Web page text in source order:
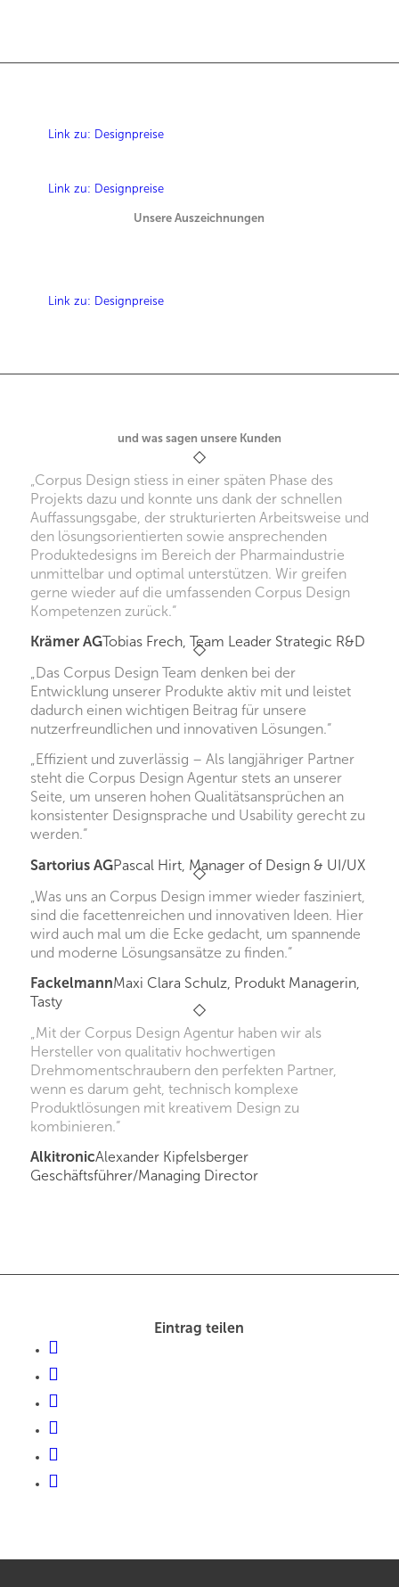
Link zu: Designpreise
Link zu: Designpreise
Unsere Auszeichnungen
Link zu: Designpreise
und was sagen unsere Kunden
„Corpus Design stiess in einer späten Phase des
Projekts dazu und konnte uns dank der schnellen
Auffassungsgabe, der strukturierten Arbeitsweise und
den lösungsorientierten sowie ansprechenden
Produktedesigns im Bereich der Pharmaindustrie
unmittelbar und optimal unterstützen. Wir greifen
gerne wieder auf die umfassenden Corpus Design
Kompetenzen zurück.“
Krämer AGTobias Frech, Team Leader Strategic R&D
„Das Corpus Design Team denken bei der
Entwicklung unserer Produkte aktiv mit und leistet
dadurch einen wichtigen Beitrag für unsere
nutzerfreundlichen und innovativen Lösungen.“
„Effizient und zuverlässig – Als langjähriger Partner
steht die Corpus Design Agentur stets an unserer
Seite, um unseren hohen Qualitätsansprüchen an
konsistenter Designsprache und Usability gerecht zu
werden.“
Sartorius AGPascal Hirt, Manager of Design & UI/UX
„Was uns an Corpus Design immer wieder fasziniert,
sind die facettenreichen und innovativen Ideen. Hier
wird auch mal um die Ecke gedacht, um spannende
und moderne Lösungsansätze zu finden.“
FackelmannMaxi Clara Schulz, Produkt Managerin,
Tasty
„Mit der Corpus Design Agentur haben wir als
Hersteller von qualitativ hochwertigen
Drehmomentschraubern den perfekten Partner,
wenn es darum geht, technisch komplexe
Produktlösungen mit kreativem Design zu
kombinieren.“
AlkitronicAlexander Kipfelsberger
Geschäftsführer/Managing Director
Eintrag teilen